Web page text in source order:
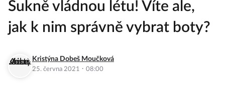
Sukně vládnou létu! Víte ale,
jak k nim správně vybrat boty?
Kristýna Dobeš Moučková
25. června 2021 · 08:00